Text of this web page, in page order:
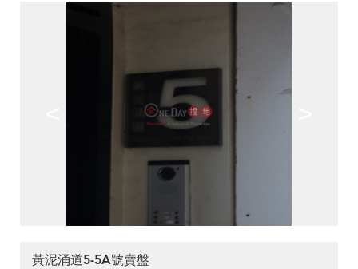
黃泥涌道5-5A號賣盤